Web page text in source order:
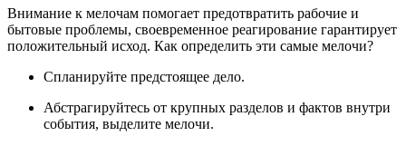
Внимание к мелочам помогает предотвратить рабочие и
бытовые проблемы, своевременное реагирование гарантирует
положительный исход. Как определить эти самые мелочи?
Спланируйте предстоящее дело.
Абстрагируйтесь от крупных разделов и фактов внутри
события, выделите мелочи.